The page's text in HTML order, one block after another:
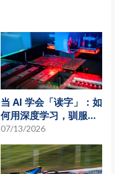
当 AI 学会「读字」：如
何用深度学习，驯服
SMT 产线的误报风暴
07/13/2026